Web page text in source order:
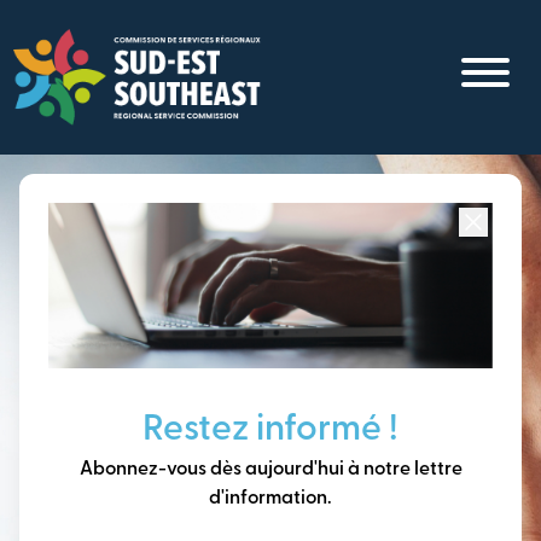
contenu
principal
Restez informé !
Abonnez-vous dès aujourd'hui à notre lettre
d'information.
Concentré sur toutes les communautés du
Nouveau-Brunswick
construire notre avenir